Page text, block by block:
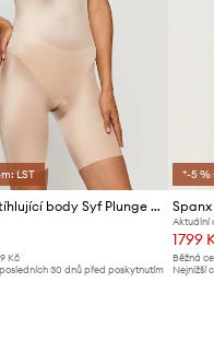
LST
Spanx - Zeštíhlující body Syf Plunge Low-Back Mid-Thigh
Kč
30 dnů před poskytnutím
*-5 %
Aktuální
1799
Běžná
Nejnižší